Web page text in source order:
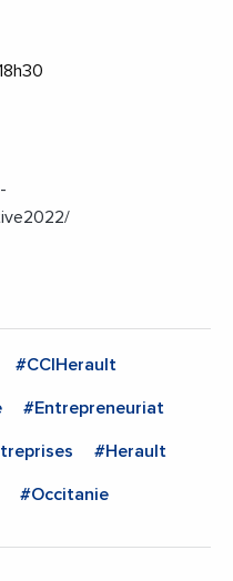
#CCIHerault
#Entrepreneuriat
#Herault
#Occitanie